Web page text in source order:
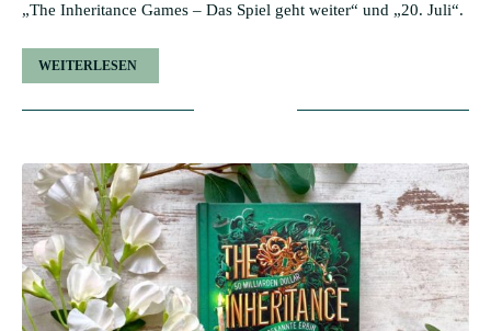
„The Inheritance Games – Das Spiel geht weiter“ und „20. Juli“.
WEITERLESEN